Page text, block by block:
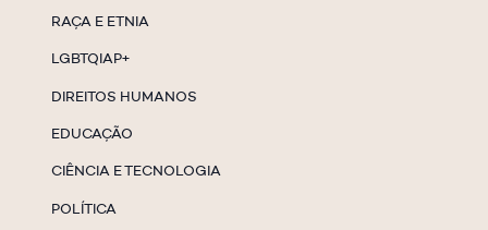
RAÇA E ETNIA
LGBTQIAP+
DIREITOS HUMANOS
EDUCAÇÃO
CIÊNCIA E TECNOLOGIA
POLÍTICA